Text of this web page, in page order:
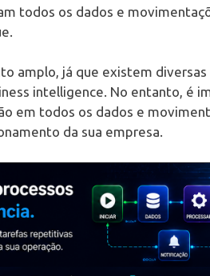
todos os dados e
amplo, já que existem
intelligence. No entanto, é
em todos os dados e
da sua empresa.